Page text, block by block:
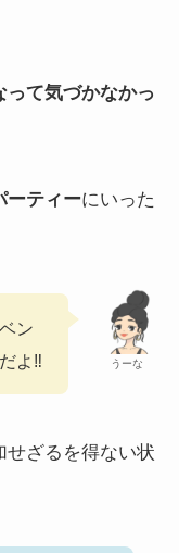
て気づかなかっ
ーティーにいった
うーな
ン
よ‼
せざるを得ない状